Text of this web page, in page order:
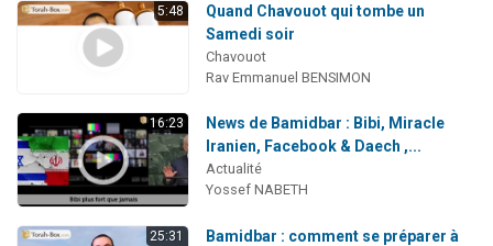
5:48
Quand Chavouot qui tombe un
Samedi soir
Chavouot
Rav Emmanuel BENSIMON
16:23
News de Bamidbar : Bibi, Miracle
Iranien, Facebook & Daech ,...
Actualité
Yossef NABETH
25:31
Bamidbar : comment se préparer à